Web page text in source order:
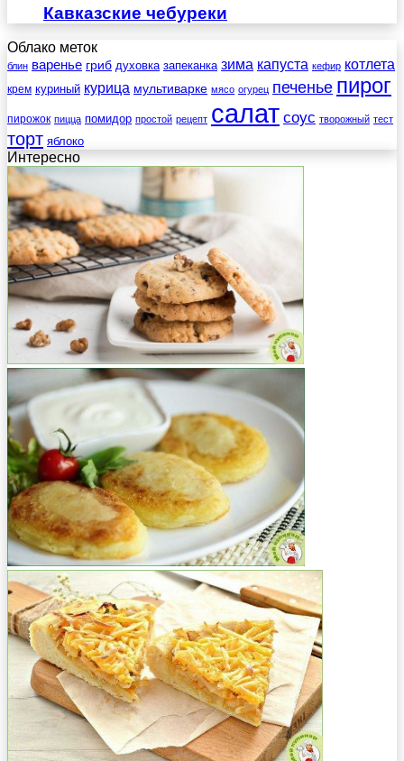
Кавказские чебуреки
Облако меток
блин варенье гриб духовка запеканка зима капуста кефир котлета
крем куриный курица мультиварке мясо огурец печенье пирог
пирожок пицца помидор простой рецепт салат соус творожный тест
торт яблоко
Интересно